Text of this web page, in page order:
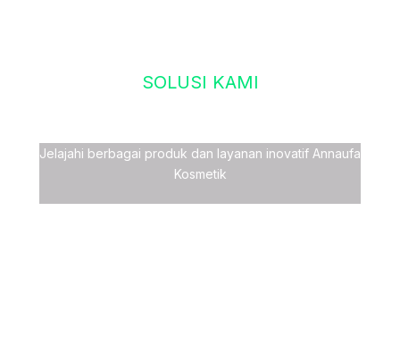
SOLUSI KAMI
Jelajahi berbagai produk dan layanan inovatif Annaufa
Kosmetik